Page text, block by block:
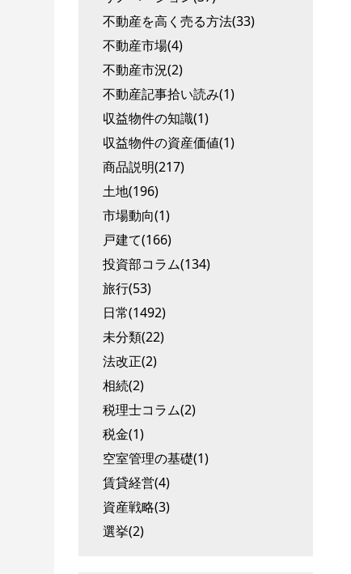
不動産を高く売る方法(33)
不動産市場(4)
不動産市況(2)
不動産記事拾い読み(1)
収益物件の知識(1)
収益物件の資産価値(1)
商品説明(217)
土地(196)
市場動向(1)
戸建て(166)
投資部コラム(134)
旅行(53)
日常(1492)
未分類(22)
法改正(2)
相続(2)
税理士コラム(2)
税金(1)
空室管理の基礎(1)
賃貸経営(4)
資産戦略(3)
選挙(2)